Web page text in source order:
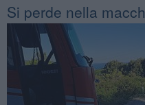
Si perde nella